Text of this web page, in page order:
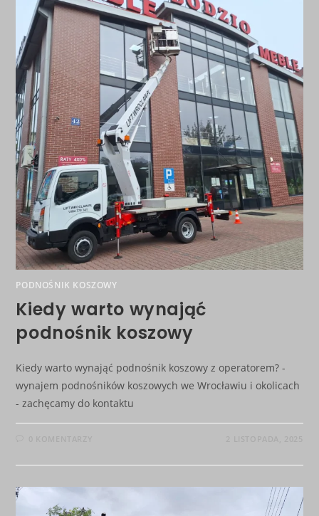
PODNOŚNIK KOSZOWY
Kiedy warto wynająć
podnośnik koszowy
Kiedy warto wynająć podnośnik koszowy z operatorem? -
wynajem podnośników koszowych we Wrocławiu i okolicach
- zachęcamy do kontaktu